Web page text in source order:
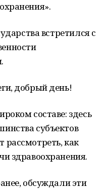
встретился с
добрый день!
составе: здесь
субъектов
как
здравоохранения.
обсуждали эти